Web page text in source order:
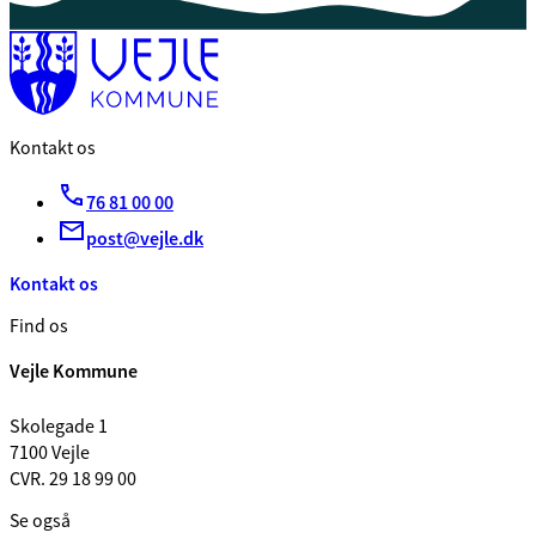
Kontakt os
76 81 00 00
post@vejle.dk
Kontakt os
Find os
Vejle Kommune
Skolegade 1
7100 Vejle
CVR. 29 18 99 00
Se også